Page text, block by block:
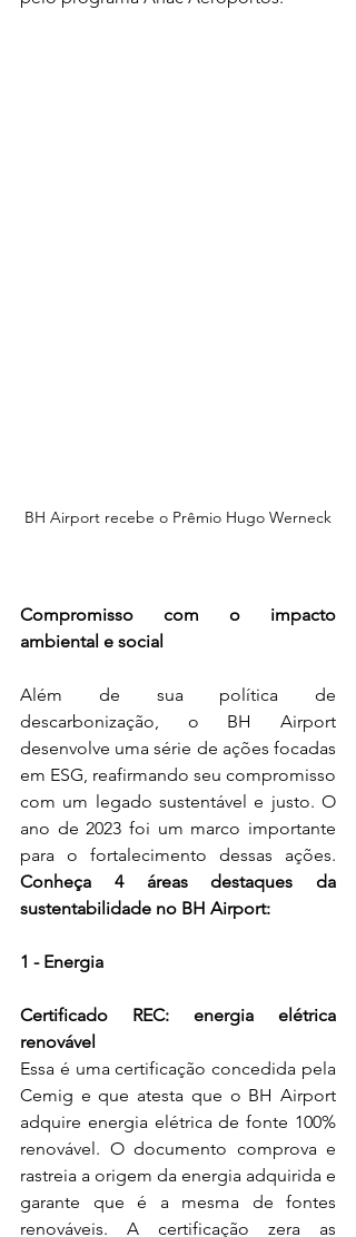
BH Airport recebe o Prêmio Hugo Werneck
Compromisso com o impacto
ambiental e social
Além de sua política de
descarbonização, o BH Airport
desenvolve uma série de ações focadas
em ESG, reafirmando seu compromisso
com um legado sustentável e justo. O
ano de 2023 foi um marco importante
Conheça 4 áreas destaques da
sustentabilidade no BH Airport:
1 - Energia
Certificado REC: energia elétrica
renovável
Essa é uma certificação concedida pela
Cemig e que atesta que o BH Airport
adquire energia elétrica de fonte 100%
renovável. O documento comprova e
rastreia a origem da energia adquirida e
garante que é a mesma de fontes
renováveis. A certificação zera as